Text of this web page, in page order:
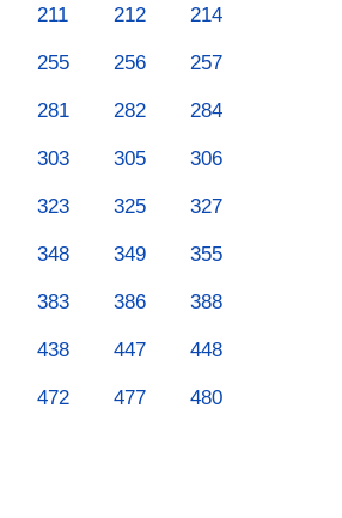
211 212 214
255 256 257
281 282 284
303 305 306
323 325 327
348 349 355
383 386 388
438 447 448
472 477 480